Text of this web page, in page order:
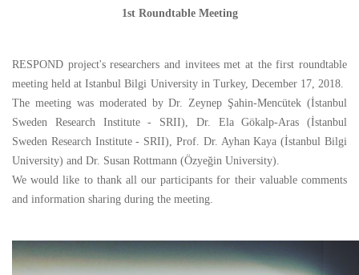
1st Roundtable Meeting
RESPOND project's researchers and invitees met at the first roundtable
meeting held at Istanbul Bilgi University in Turkey, December 17, 2018.
The meeting was moderated byDr. Zeynep Şahin-Mencütek (İstanbul
Sweden Research Institute - SRII), Dr. Ela Gökalp-Aras (İstanbul
Sweden Research Institute - SRII), Prof. Dr. Ayhan Kaya (İstanbul Bilgi
University) and Dr. Susan Rottmann (Özyeğin University).
We would like to thank all our participants for their valuable comments
and information sharing during the meeting.